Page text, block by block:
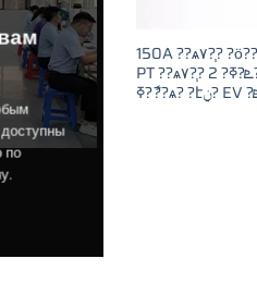
по
150A ??ѧ٧?֧? ?ӧ????ܧ?? ?ߧѧ???ا֧ߧڧ?
PT ??ѧ٧?֧? 2 ?ܧ?ߧ?ѧܧ?ߧ??? ??ѧߧ֧ݧ?